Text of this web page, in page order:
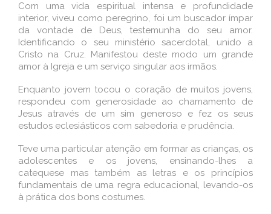
Com uma vida espiritual intensa e profundidade
interior, viveu como peregrino, foi um buscador ímpar
da vontade de Deus, testemunha do seu amor.
Identificando o seu ministério sacerdotal, unido a
Cristo na Cruz. Manifestou deste modo um grande
amor à Igreja e um serviço singular aos irmãos.
Enquanto jovem tocou o coração de muitos jovens,
respondeu com generosidade ao chamamento de
Jesus através de um sim generoso e fez os seus
estudos eclesiásticos com sabedoria e prudência.
Teve uma particular atenção em formar as crianças, os
adolescentes e os jovens, ensinando-lhes a
catequese mas também as letras e os princípios
fundamentais de uma regra educacional, levando-os
à prática dos bons costumes.